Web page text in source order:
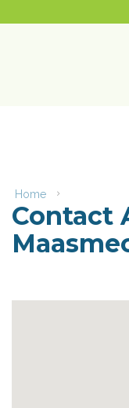
content
Home
Academie
Contact